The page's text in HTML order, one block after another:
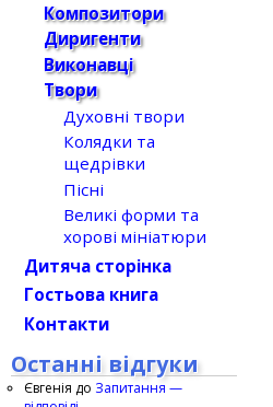
Композитори
Диригенти
Виконавці
Твори
Духовні твори
Колядки та
щедрівки
Пісні
Великі форми та
хорові мініатюри
Дитяча сторінка
Гостьова книга
Контакти
Останні відгуки
Євгенія до Запитання —